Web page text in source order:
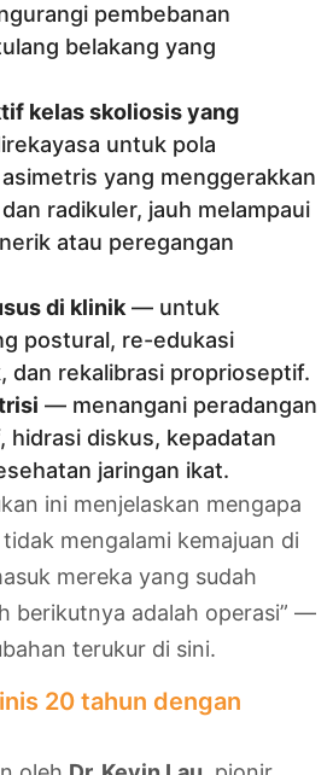
pembebanan
belakang yang
kelas skoliosis yang
untuk pola
yang menggerakkan
radikuler, jauh melampaui
atau peregangan
di klinik — untuk
postural, re-edukasi
dan rekalibrasi proprioseptif.
— menangani peradangan
hidrasi diskus, kepadatan
jaringan ikat.
ini menjelaskan mengapa
mengalami kemajuan di
mereka yang sudah
berikutnya adalah operasi” —
terukur di sini.
20 tahun dengan